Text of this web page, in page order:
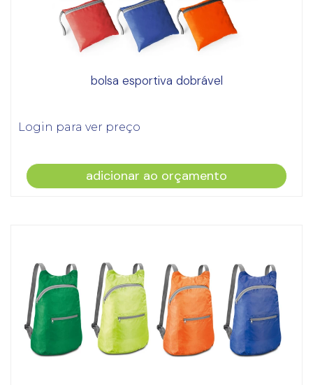
bolsa esportiva dobrável
Login para ver preço
adicionar ao orçamento